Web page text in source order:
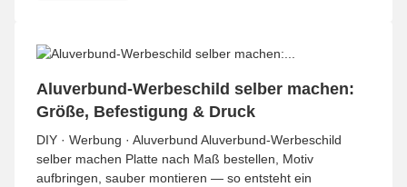
Aluverbund-Werbeschild selber machen:
Größe, Befestigung & Druck
DIY · Werbung · Aluverbund Aluverbund-Werbeschild
selber machen Platte nach Maß bestellen, Motiv
aufbringen, sauber montieren — so entsteht ein